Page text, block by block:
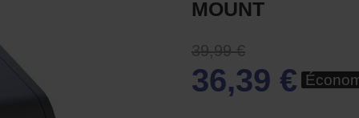
MOUNT
39,99 €
36,39 €